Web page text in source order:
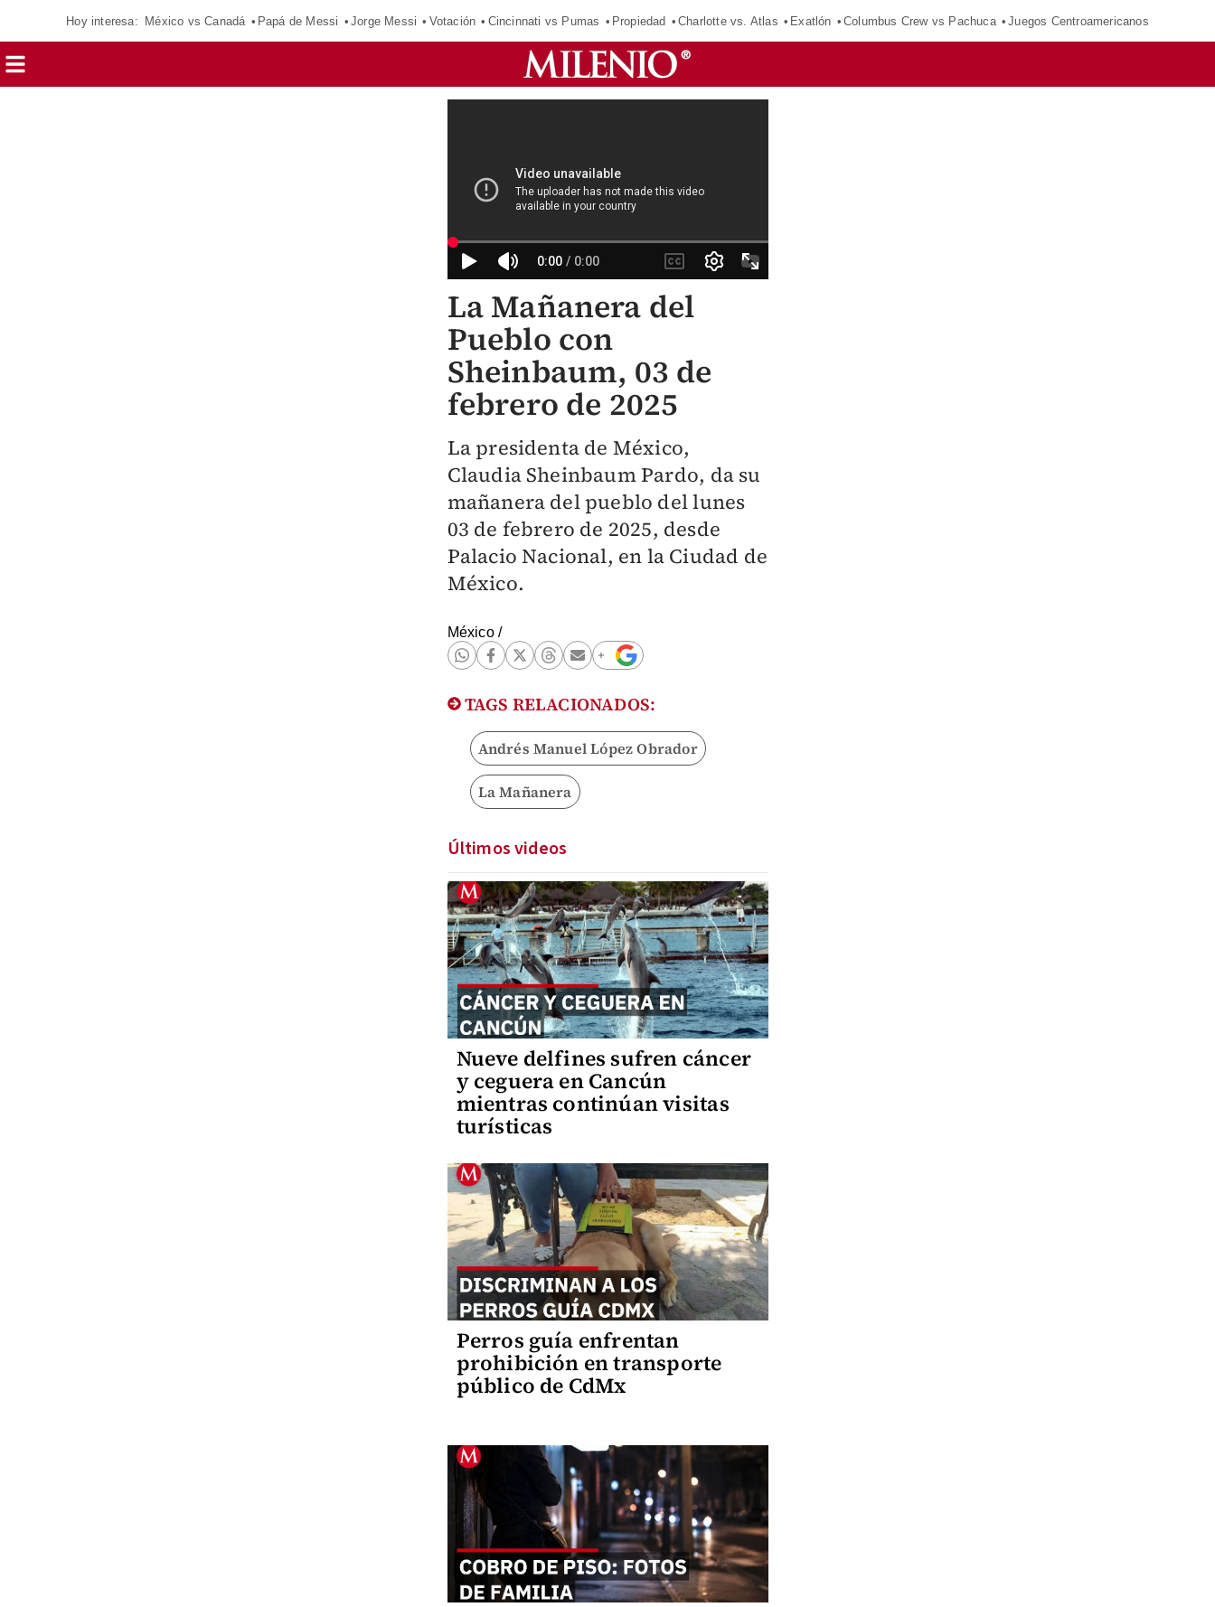
Hoy interesa: México vs Canadá Papá de Messi Jorge Messi Votación Cincinnati vs Pumas Propiedad Charlotte vs. Atlas Exatlón Columbus Crew vs Pachuca Juegos Centroamericanos
La Mañanera del
Pueblo con
Sheinbaum, 03 de
febrero de 2025
La presidenta de México,
Claudia Sheinbaum Pardo, da su
mañanera del pueblo del lunes
03 de febrero de 2025, desde
Palacio Nacional, en la Ciudad de
México.
México/
TAGS RELACIONADOS:
Andrés Manuel López Obrador
La Mañanera
Últimos videos
Nueve delfines sufren cáncer
y ceguera en Cancún
mientras continúan visitas
turísticas
Perros guía enfrentan
prohibición en transporte
público de CdMx